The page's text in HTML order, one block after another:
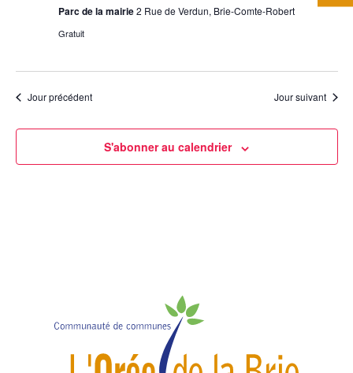
Parc de la mairie2 Rue de Verdun, Brie-Comte-Robert
Gratuit
Jour précédent Jour suivant
S'abonner au calendrier